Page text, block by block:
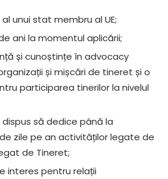
unui stat membru al UE;
ani la momentul aplicării;
și cunoștințe în advocacy
și mișcări de tineret și o
participarea tinerilor la nivelul
să dedice până la
zile pe an activităților legate de
de Tineret;
interes pentru relații